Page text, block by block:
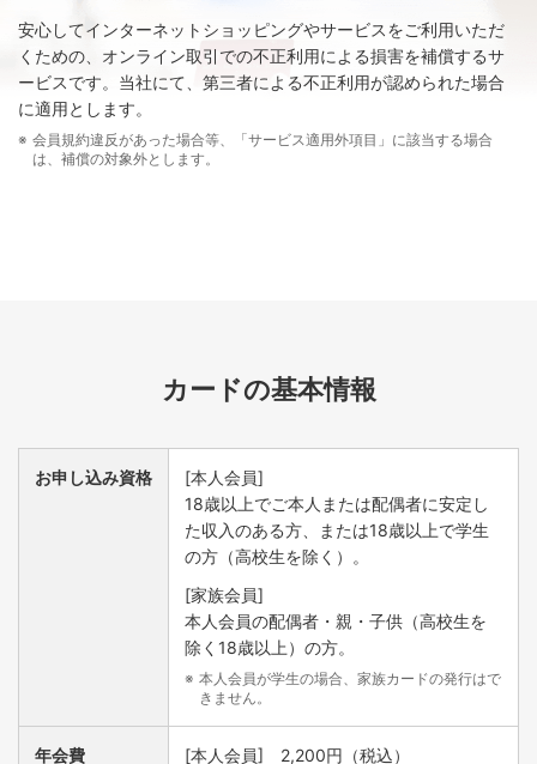
有効期限
ポイント獲得年度含め2年度有効です。
安心してインターネットショッピングやサービスをご利用いただ
くための、オンライン取引での不正利用による損害を補償するサ
ービスです。当社にて、第三者による不正利用が認められた場合
に適用とします。
会員規約違反があった場合等、「サービス適用外項目」に該当する場合
は、補償の対象外とします。
カードの基本情報
お申し込み資格
[本人会員]
18歳以上でご本人または配偶者に安定し
た収入のある方、または18歳以上で学生
の方（高校生を除く）。
[家族会員]
本人会員の配偶者・親・子供（高校生を
除く18歳以上）の方。
本人会員が学生の場合、家族カードの発行はで
きません。
年会費 [本人会員] 2,200円（税込）